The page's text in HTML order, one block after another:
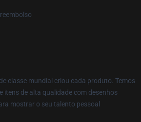
classe mundial criou cada produto. Temos
itens de alta qualidade com desenhos
mostrar o seu talento pessoal